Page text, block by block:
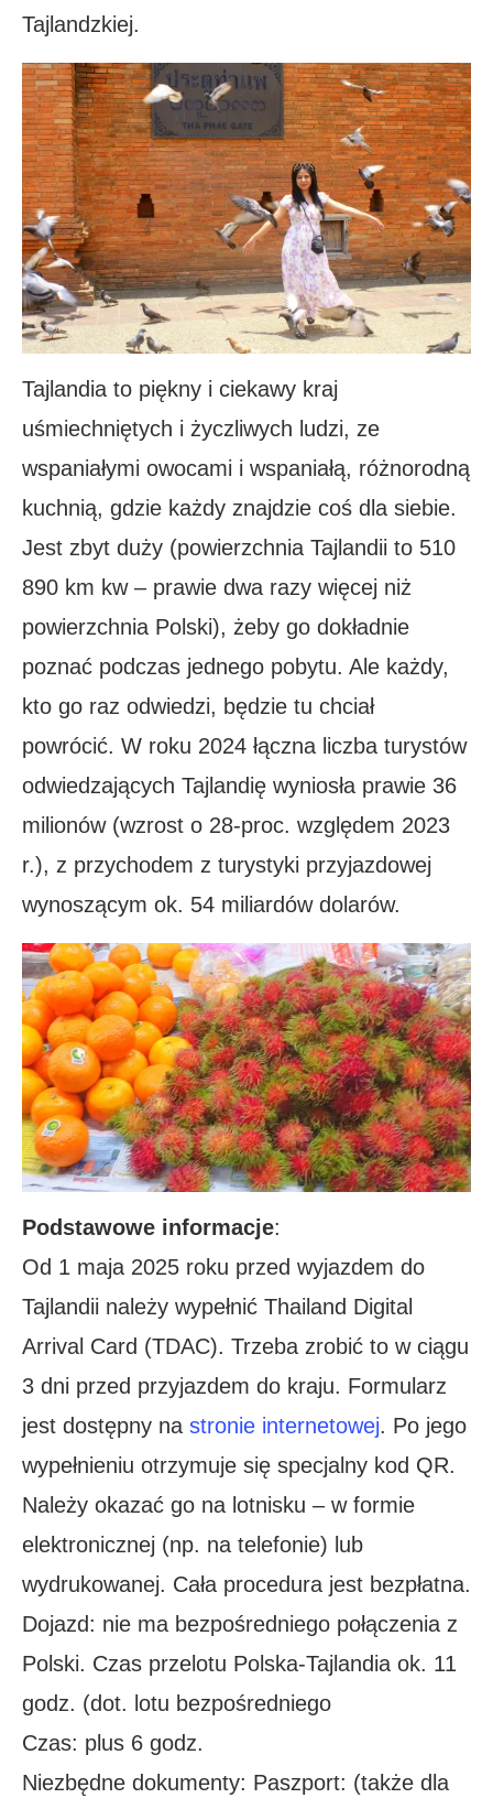
Tajlandzkiej.
Tajlandia to piękny i ciekawy kraj
uśmiechniętych i życzliwych ludzi, ze
wspaniałymi owocami i wspaniałą, różnorodną
kuchnią, gdzie każdy znajdzie coś dla siebie.
Jest zbyt duży (powierzchnia Tajlandii to 510
890 km kw – prawie dwa razy więcej niż
powierzchnia Polski), żeby go dokładnie
poznać podczas jednego pobytu. Ale każdy,
kto go raz odwiedzi, będzie tu chciał
powrócić. W roku 2024 łączna liczba turystów
odwiedzających Tajlandię wyniosła prawie 36
milionów (wzrost o 28-proc. względem 2023
r.), z przychodem z turystyki przyjazdowej
wynoszącym ok. 54 miliardów dolarów.
Podstawowe informacje:
Od 1 maja 2025 roku przed wyjazdem do
Tajlandii należy wypełnić Thailand Digital
Arrival Card (TDAC). Trzeba zrobić to w ciągu
3 dni przed przyjazdem do kraju. Formularz
jest dostępny na stronie internetowej. Po jego
wypełnieniu otrzymuje się specjalny kod QR.
Należy okazać go na lotnisku – w formie
elektronicznej (np. na telefonie) lub
wydrukowanej. Cała procedura jest bezpłatna.
Dojazd: nie ma bezpośredniego połączenia z
Polski. Czas przelotu Polska-Tajlandia ok. 11
godz. (dot. lotu bezpośredniego
Czas: plus 6 godz.
Niezbędne dokumenty: Paszport: (także dla